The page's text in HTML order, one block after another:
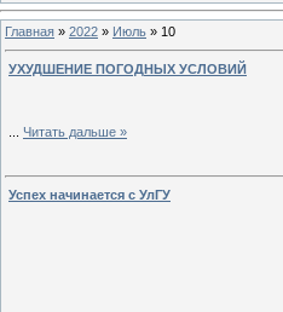
Главная » 2022 » Июль » 10
УХУДШЕНИЕ ПОГОДНЫХ УСЛОВИЙ
Читать дальше »
Успех начинается с УлГУ